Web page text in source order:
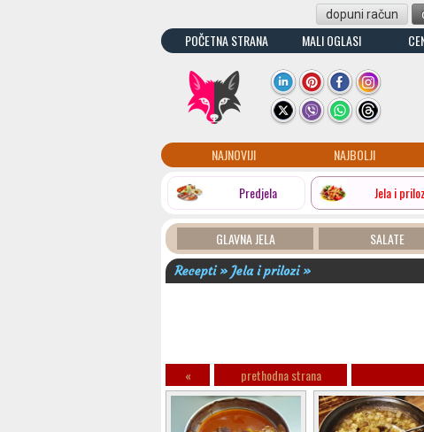
dopuni račun
POČETNA STRANA MALI OGLASI
NAJNOVIJI NAJBOLJI
Predjela Jela i
GLAVNA JELA SALATE
Recepti » Jela i prilozi »
« prethodna strana